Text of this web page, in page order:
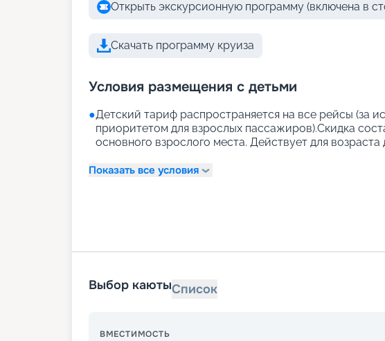
Открыть экскурсионную программу (включена в
Скачать программу круиза
Условия размещения с детьми
●Детский тариф распространяется на все рейсы (за
приоритетом для взрослых пассажиров).Скидка
основного взрослого места. Действует для возраста
Показать все условия
Выбор каютыСписок
ВМЕСТИМОСТЬ